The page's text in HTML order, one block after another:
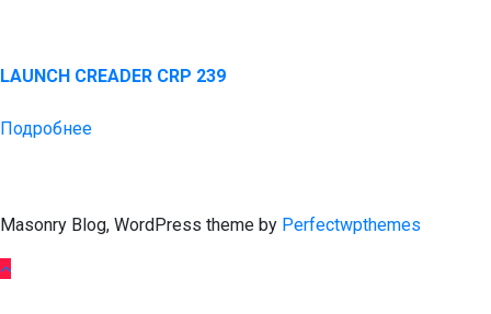
LAUNCH CREADER CRP 239
Подробнее
Masonry Blog, WordPress theme by Perfectwpthemes